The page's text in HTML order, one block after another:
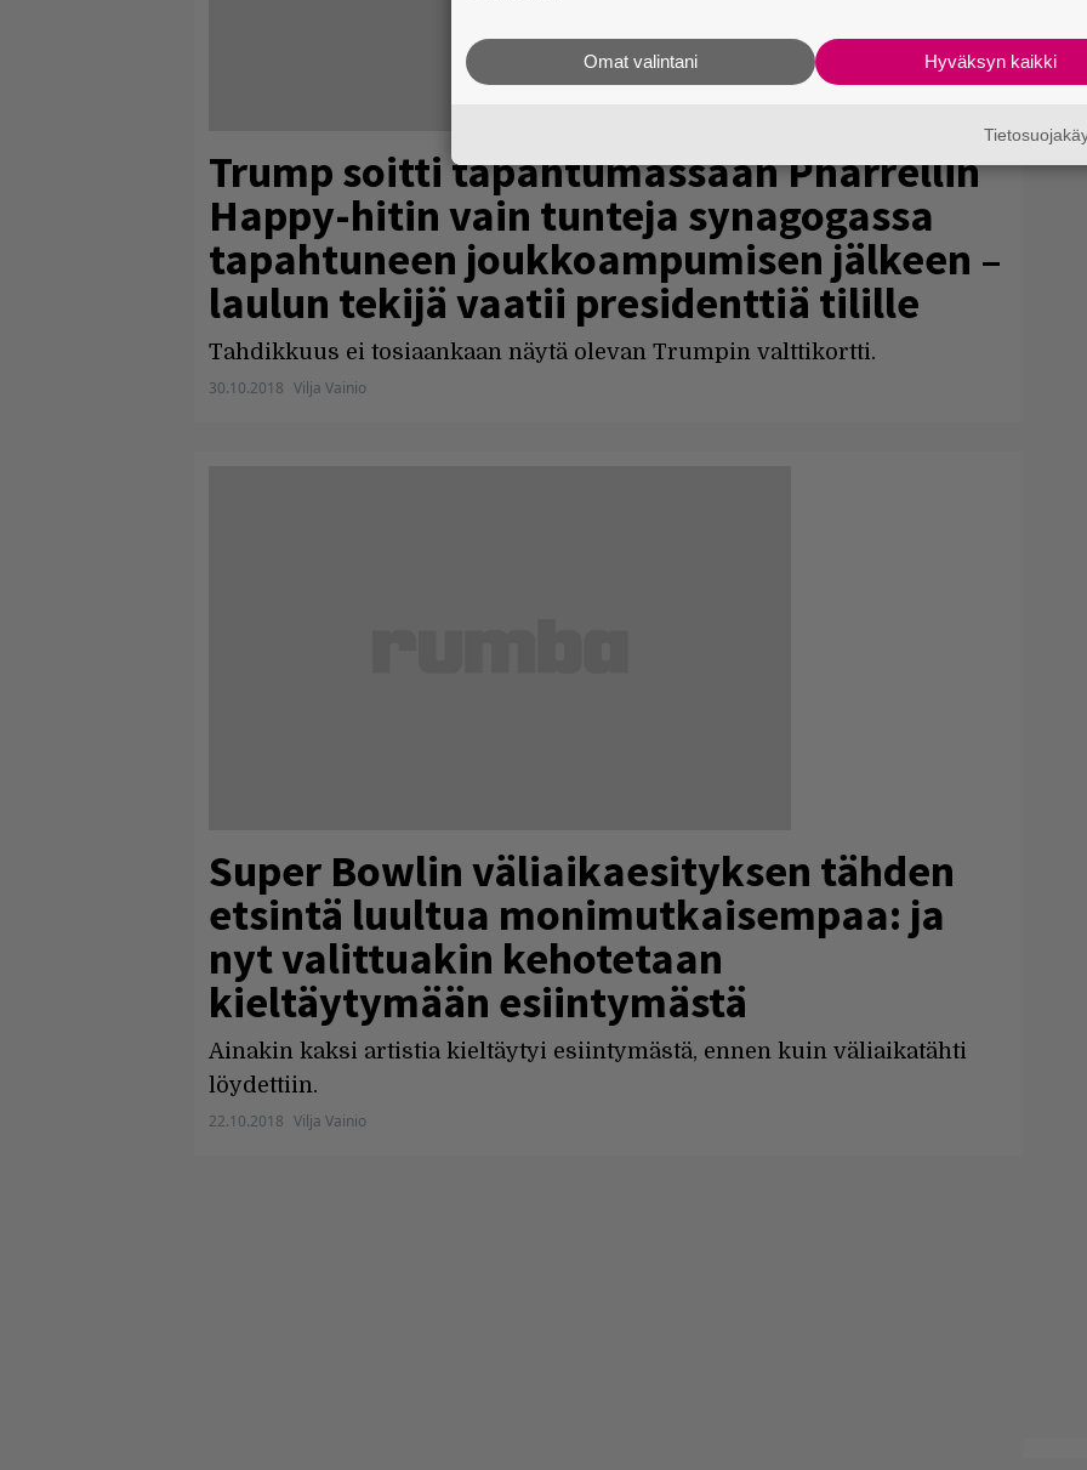
Trump soitti tapahtumassaan Pharrellin
Happy-hitin vain tunteja synagogassa
tapahtuneen joukkoampumisen jälkeen –
laulun tekijä vaatii presidenttiä tilille
Tahdikkuus ei tosiaankaan näytä olevan Trumpin valttikortti.
30.10.2018 Vilja Vainio
Super Bowlin väliaikaesityksen tähden
etsintä luultua monimutkaisempaa: ja
nyt valittuakin kehotetaan
kieltäytymään esiintymästä
Ainakin kaksi artistia kieltäytyi esiintymästä, ennen kuin väliaikatähti
löydettiin.
22.10.2018 Vilja Vainio
Hyväksyn kaikki
Omat valintani